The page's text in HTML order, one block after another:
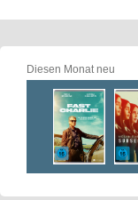
Diesen Monat neu